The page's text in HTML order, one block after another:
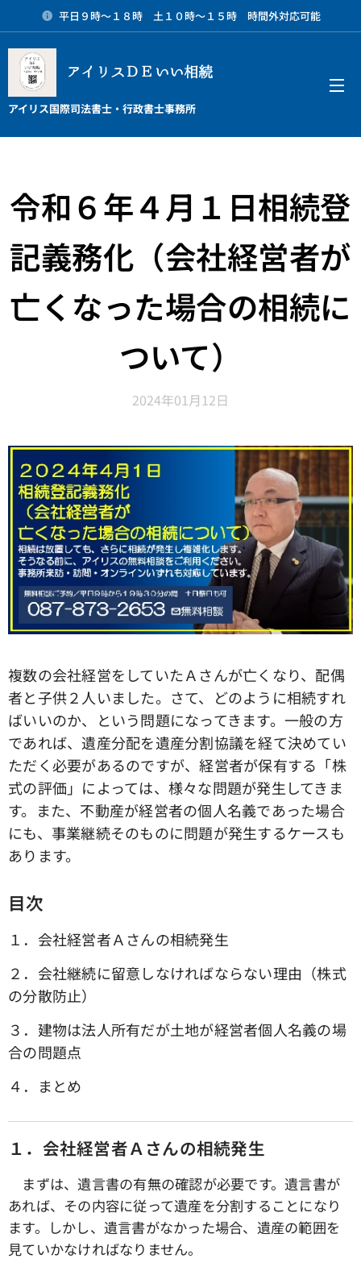
平日９時～１８時 土１０時～１５時 時間外対応可能
アイリスＤＥいい相続
アイリス国際司法書士・行政書士事務所
令和６年４月１日相続登
記義務化（会社経営者が
亡くなった場合の相続に
ついて）
2024年01月12日
複数の会社経営をしていたＡさんが亡くなり、配偶
者と子供２人いました。さて、どのように相続すれ
ばいいのか、という問題になってきます。一般の方
であれば、遺産分配を遺産分割協議を経て決めてい
ただく必要があるのですが、経営者が保有する「株
式の評価」によっては、様々な問題が発生してきま
す。また、不動産が経営者の個人名義であった場合
にも、事業継続そのものに問題が発生するケースも
あります。
目次
１．会社経営者Ａさんの相続発生
２．会社継続に留意しなければならない理由（株式
の分散防止）
３．建物は法人所有だが土地が経営者個人名義の場
合の問題点
４．まとめ
１．会社経営者Ａさんの相続発生
まずは、遺言書の有無の確認が必要です。遺言書が
あれば、その内容に従って遺産を分割することになり
ます。しかし、遺言書がなかった場合、遺産の範囲を
見ていかなければなりません。